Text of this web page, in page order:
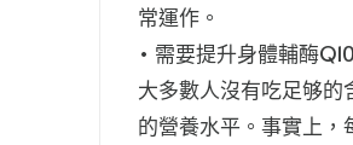
常運作。
• 需要提升身體輔酶
大多數人沒有吃足够的
的營養水平。事實上